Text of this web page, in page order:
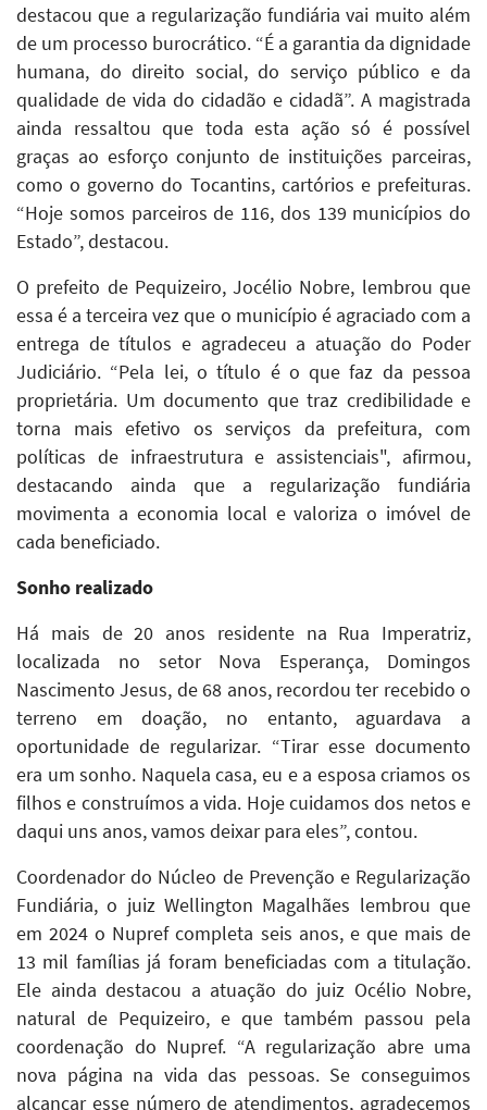
destacou que a regularização fundiária vai muito além
de um processo burocrático. “É a garantia da dignidade
humana, do direito social, do serviço público e da
qualidade de vida do cidadão e cidadã”. A magistrada
ainda ressaltou que toda esta ação só é possível
graças ao esforço conjunto de instituições parceiras,
como o governo do Tocantins, cartórios e prefeituras.
“Hoje somos parceiros de 116, dos 139 municípios do
Estado”, destacou.
O prefeito de Pequizeiro, Jocélio Nobre, lembrou que
essa é a terceira vez que o município é agraciado com a
entrega de títulos e agradeceu a atuação do Poder
Judiciário. “Pela lei, o título é o que faz da pessoa
proprietária. Um documento que traz credibilidade e
torna mais efetivo os serviços da prefeitura, com
políticas de infraestrutura e assistenciais", afirmou,
destacando ainda que a regularização fundiária
movimenta a economia local e valoriza o imóvel de
cada beneficiado.
Sonho realizado
Há mais de 20 anos residente na Rua Imperatriz,
localizada no setor Nova Esperança, Domingos
Nascimento Jesus, de 68 anos, recordou ter recebido o
terreno em doação, no entanto, aguardava a
oportunidade de regularizar. “Tirar esse documento
era um sonho. Naquela casa, eu e a esposa criamos os
filhos e construímos a vida. Hoje cuidamos dos netos e
daqui uns anos, vamos deixar para eles”, contou.
Coordenador do Núcleo de Prevenção e Regularização
Fundiária, o juiz Wellington Magalhães lembrou que
em 2024 o Nupref completa seis anos, e que mais de
13 mil famílias já foram beneficiadas com a titulação.
Ele ainda destacou a atuação do juiz Océlio Nobre,
natural de Pequizeiro, e que também passou pela
coordenação do Nupref. “A regularização abre uma
nova página na vida das pessoas. Se conseguimos
alcançar esse número de atendimentos, agradecemos